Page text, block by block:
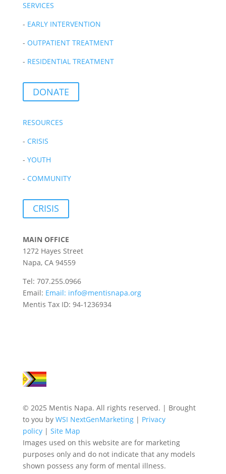
SERVICES
- EARLY INTERVENTION
- OUTPATIENT TREATMENT
- RESIDENTIAL TREATMENT
DONATE
RESOURCES
- CRISIS
- YOUTH
- COMMUNITY
CRISIS
MAIN OFFICE
1272 Hayes Street
Napa, CA 94559
Tel: 707.255.0966
Email: Email: info@mentisnapa.org
Mentis Tax ID: 94-1236934
© 2025 Mentis Napa. All rights reserved. | Brought
to you by WSI NextGenMarketing| Privacy
policy| Site Map
Images used on this website are for marketing
purposes only and do not indicate that any models
shown possess any form of mental illness.